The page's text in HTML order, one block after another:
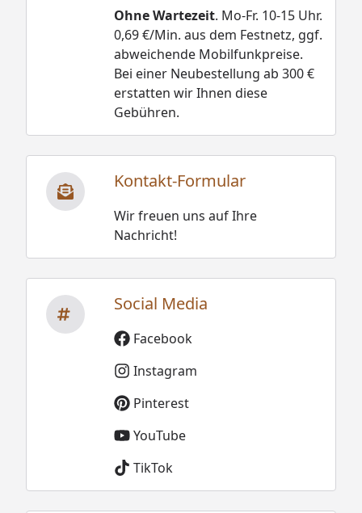
Ohne Wartezeit. Mo-Fr. 10-15 Uhr.
0,69 €/Min. aus dem Festnetz, ggf.
abweichende Mobilfunkpreise.
Bei einer Neubestellung ab 300 €
erstatten wir Ihnen diese
Gebühren.
Kontakt-Formular
Wir freuen uns auf Ihre
Nachricht!
Social Media
Facebook
Instagram
Pinterest
YouTube
TikTok